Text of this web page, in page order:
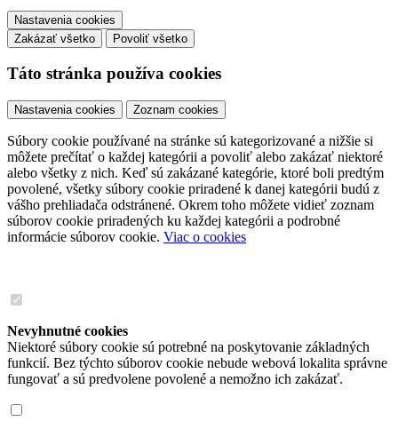
Nastavenia cookies
Zakázať všetko
Povoliť všetko
Táto stránka používa cookies
Nastavenia cookies Zoznam cookies
Súbory cookie používané na stránke sú kategorizované a nižšie si
môžete prečítať o každej kategórii a povoliť alebo zakázať niektoré
alebo všetky z nich. Keď sú zakázané kategórie, ktoré boli predtým
povolené, všetky súbory cookie priradené k danej kategórii budú z
vášho prehliadača odstránené. Okrem toho môžete vidieť zoznam
súborov cookie priradených ku každej kategórii a podrobné
informácie súborov cookie. Viac o cookies
Nevyhnutné cookies
Niektoré súbory cookie sú potrebné na poskytovanie základných
funkcií. Bez týchto súborov cookie nebude webová lokalita správne
fungovať a sú predvolene povolené a nemožno ich zakázať.